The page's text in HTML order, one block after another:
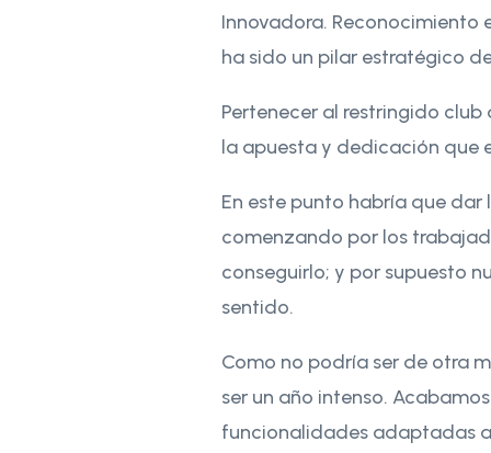
Innovadora. Reconocimiento
ha sido un pilar estratégico
Pertenecer al restringido
la apuesta y dedicación que
En este punto habría que
comenzando por los
conseguirlo; y por supuesto
sentido.
Como no podría ser de otra
ser un año intenso.
funcionalidades adaptadas